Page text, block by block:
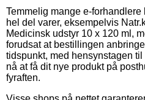
Temmelig mange e-
hel del varer, eksempelvis
Medicinsk udstyr 10 x 120 ml,
forudsat at bestillingen
tidspunkt, med hensynstagen
nå at få dit nye produkt på
fyraften.